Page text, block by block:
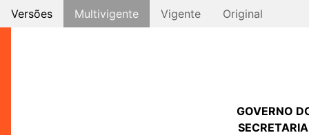
Versões Multivigente Vigente Original
GOVERNO